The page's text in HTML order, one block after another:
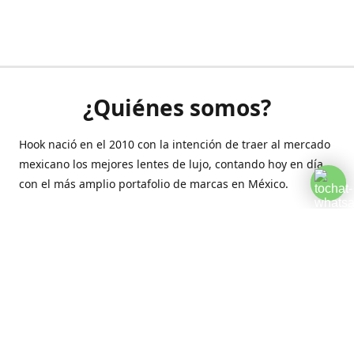
¿Quiénes somos?
Hook nació en el 2010 con la intención de traer al mercado
mexicano los mejores lentes de lujo, contando hoy en día
con el más amplio portafolio de marcas en México.